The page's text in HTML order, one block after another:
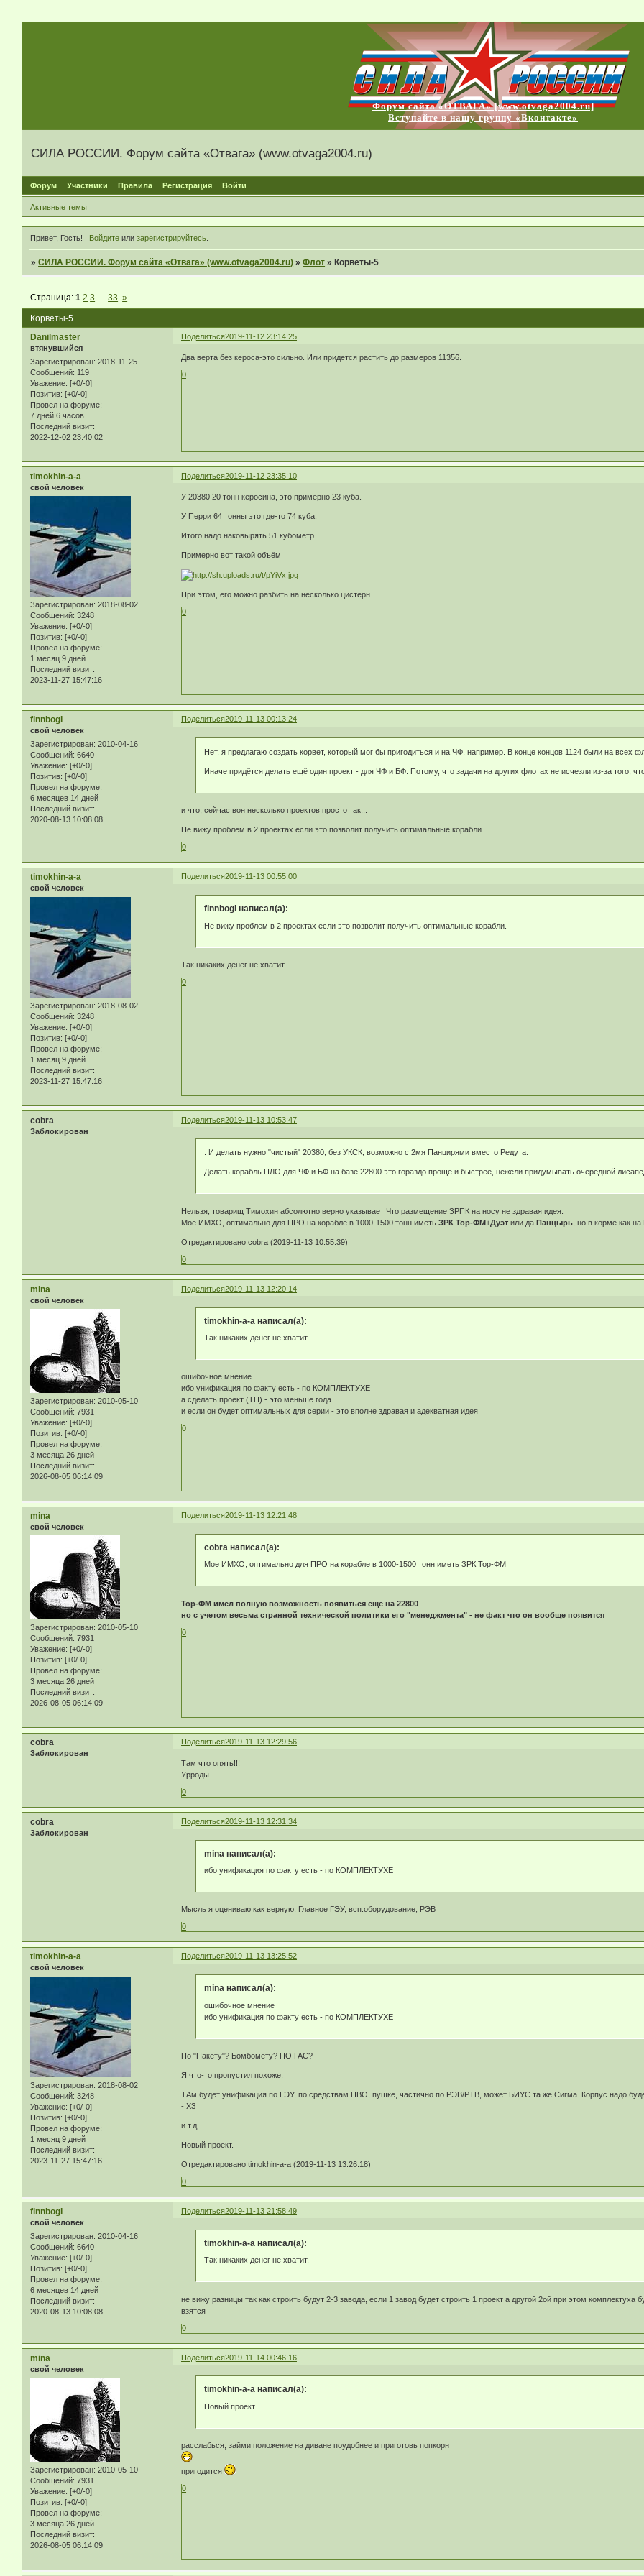
Форум сайта «ОТВАГА» [www.otvaga2004.ru]
Вступайте в нашу группу «Вконтакте»
СИЛА РОССИИ. Форум сайта «Отвага» (www.otvaga2004.ru)
Форум Участники Правила Регистрация Войти
Активные темы
Привет, Гость! Войдитеили зарегистрируйтесь.
»СИЛА РОССИИ. Форум сайта «Отвага» (www.otvaga2004.ru) »Флот » Корветы-5
Корветы-5
Страница:1 2 3 33 »
Поделиться2019-11-12 23:14:25
Danilmaster
втянувшийся
Зарегистрирован: 2018-11-25
Сообщений: 119
Уважение: [+0/-0]
Позитив: [+0/-0]
Провел на форуме:
7 дней 6 часов
Последний визит:
2022-12-02 23:40:02
Два верта без кероса-это сильно. Или придется растить до размеров 11356.
0
Поделиться2019-11-12 23:35:10
timokhin-a-a
свой человек
Зарегистрирован: 2018-08-02
Сообщений: 3248
Уважение: [+0/-0]
Позитив: [+0/-0]
Провел на форуме:
1 месяц 9 дней
Последний визит:
2023-11-27 15:47:16
У 20380 20 тонн керосина, это примерно 23 куба.
У Перри 64 тонны это где-то 74 куба.
Итого надо наковырять 51 кубометр.
Примерно вот такой объём
При этом, его можно разбить на несколько цистерн
0
Поделиться2019-11-13 00:13:24
finnbogi
свой человек
Зарегистрирован: 2010-04-16
Сообщений: 6640
Уважение: [+0/-0]
Позитив: [+0/-0]
Провел на форуме:
6 месяцев 14 дней
Последний визит:
2020-08-13 10:08:08
Нет, я предлагаю создать корвет, который мог бы пригодиться и на ЧФ, например. В конце концов 1124 были на
Иначе придётся делать ещё один проект - для ЧФ и БФ. Потому, что задачи на других флотах не исчезли из-за того,
и что, сейчас вон несколько проектов просто так...
Не вижу проблем в 2 проектах если это позволит получить оптимальные корабли.
0
Поделиться2019-11-13 00:55:00
timokhin-a-a
свой человек
Зарегистрирован: 2018-08-02
Сообщений: 3248
Уважение: [+0/-0]
Позитив: [+0/-0]
Провел на форуме:
1 месяц 9 дней
Последний визит:
2023-11-27 15:47:16
finnbogi написал(а):
Не вижу проблем в 2 проектах если это позволит получить оптимальные корабли.
Так никаких денег не хватит.
0
Поделиться2019-11-13 10:53:47
cobra
Заблокирован
. И делать нужно "чистый" 20380, без УКСК, возможно с 2мя Панцирями вместо Редута.
Делать корабль ПЛО для ЧФ и БФ на базе 22800 это гораздо проще и быстрее, нежели придумывать очередной
Нельзя, товарищ Тимохин абсолютно верно указывает Что размещение ЗРПК на носу не здравая идея.
Мое ИМХО, оптимально для ПРО на корабле в 1000-1500 тонн иметьЗРК Тор-ФМ+Дуэт или да Панцырь , но в корме как
Отредактировано cobra (2019-11-13 10:55:39)
0
Поделиться2019-11-13 12:20:14
mina
свой человек
Зарегистрирован: 2010-05-10
Сообщений: 7931
Уважение: [+0/-0]
Позитив: [+0/-0]
Провел на форуме:
3 месяца 26 дней
Последний визит:
2026-08-05 06:14:09
timokhin-a-a написал(а):
Так никаких денег не хватит.
ошибочное мнение
ибо унификация по факту есть - по КОМПЛЕКТУХЕ
а сделать проект (ТП) - это меньше года
и если он будет оптимальных для серии - это вполне здравая и адекватная идея
0
Поделиться2019-11-13 12:21:48
mina
свой человек
Зарегистрирован: 2010-05-10
Сообщений: 7931
Уважение: [+0/-0]
Позитив: [+0/-0]
Провел на форуме:
3 месяца 26 дней
Последний визит:
2026-08-05 06:14:09
cobra написал(а):
Мое ИМХО, оптимально для ПРО на корабле в 1000-1500 тонн иметь ЗРК Тор-ФМ
Тор-ФМ имел полную возможность появиться еще на 22800
но с учетом весьма странной технической политики его "менеджмента" - не факт что он вообще появится
0
Поделиться2019-11-13 12:29:56
cobra
Заблокирован
Там что опять!!!
Урроды.
0
Поделиться2019-11-13 12:31:34
cobra
Заблокирован
mina написал(а):
ибо унификация по факту есть - по КОМПЛЕКТУХЕ
Мысль я оцениваю как верную. Главное ГЭУ, всп.оборудование, РЭВ
0
Поделиться2019-11-13 13:25:52
timokhin-a-a
свой человек
Зарегистрирован: 2018-08-02
Сообщений: 3248
Уважение: [+0/-0]
Позитив: [+0/-0]
Провел на форуме:
1 месяц 9 дней
Последний визит:
2023-11-27 15:47:16
mina написал(а):
ошибочное мнение
ибо унификация по факту есть - по КОМПЛЕКТУХЕ
По "Пакету"? Бомбомёту? ПО ГАС?
Я что-то пропустил похоже.
ТАм будет унификация по ГЭУ, по средствам ПВО, пушке, частично по РЭВ/РТВ, может БИУС та же Сигма. Корпус надо
- ХЗ
и т.д.
Новый проект.
Отредактировано timokhin-a-a (2019-11-13 13:26:18)
0
Поделиться2019-11-13 21:58:49
finnbogi
свой человек
Зарегистрирован: 2010-04-16
Сообщений: 6640
Уважение: [+0/-0]
Позитив: [+0/-0]
Провел на форуме:
6 месяцев 14 дней
Последний визит:
2020-08-13 10:08:08
timokhin-a-a написал(а):
Так никаких денег не хватит.
не вижу разницы так как строить будут 2-3 завода, если 1 завод будет строить 1 проект а другой 2ой при этом
взятся
0
Поделиться2019-11-14 00:46:16
mina
свой человек
Зарегистрирован: 2010-05-10
Сообщений: 7931
Уважение: [+0/-0]
Позитив: [+0/-0]
Провел на форуме:
3 месяца 26 дней
Последний визит:
2026-08-05 06:14:09
timokhin-a-a написал(а):
Новый проект.
расслабься, займи положение на диване поудобнее и приготовь попкорн
пригодится
0